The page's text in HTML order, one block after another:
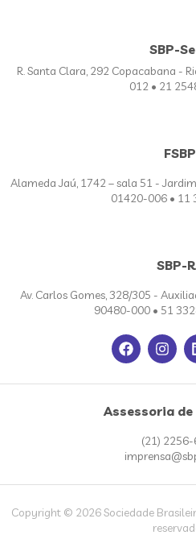
SBP-
R. Santa Clara, 292 Copacabana -
012 • 21
FSBP
Alameda Jaú, 1742 – sala 51 -
01420-006 • 11
SBP-
Av. Carlos Gomes, 328/305 -
90480-000 • 51
Assessoria
(21)
Copyright © 2026 Sociedade